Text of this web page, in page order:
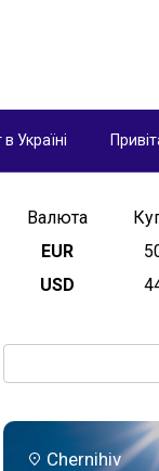
Україні
Валюта
EUR
USD
Chernihiv